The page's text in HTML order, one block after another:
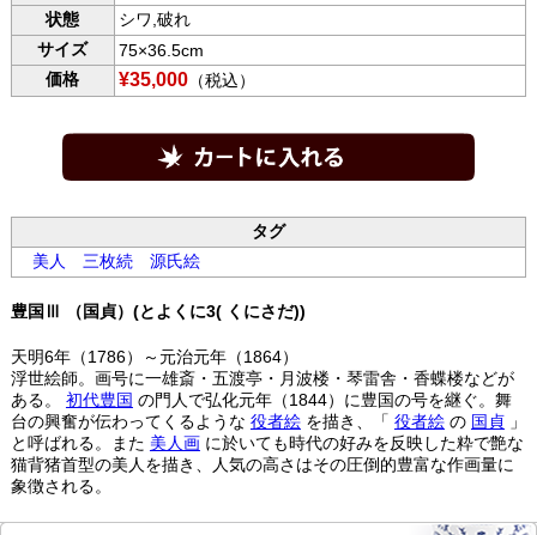
状態
シワ,破れ
サイズ
75×36.5cm
価格
¥35,000（税込）
タグ
美人
三枚続源氏絵
豊国Ⅲ （国貞）(とよくに3( くにさだ))
天明6年（1786）～元治元年（1864）
浮世絵師。画号に一雄斎・五渡亭・月波楼・琴雷舎・香蝶楼などが
ある。 初代豊国 の門人で弘化元年（1844）に豊国の号を継ぐ。舞
台の興奮が伝わってくるような 役者絵を描き、「 役者絵の 国貞」
と呼ばれる。また 美人画に於いても時代の好みを反映した粋で艶な
猫背猪首型の美人を描き、人気の高さはその圧倒的豊富な作画量に
象徴される。